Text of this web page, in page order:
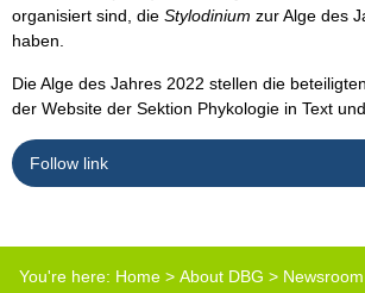
organisiert sind, die Stylodinium zur Alge des
haben.
Die Alge des Jahres 2022 stellen die
der Website der Sektion Phykologie in Text
Follow link
You're here: Home > About DBG >